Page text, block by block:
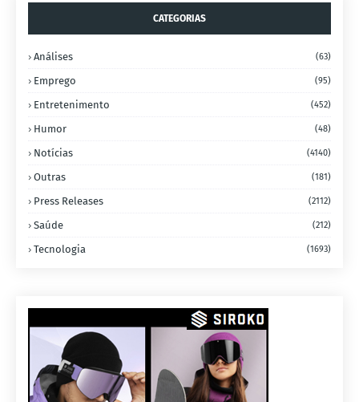
CATEGORIAS
Análises (63)
Emprego (95)
Entretenimento (452)
Humor (48)
Notícias (4140)
Outras (181)
Press Releases (2112)
Saúde (212)
Tecnologia (1693)